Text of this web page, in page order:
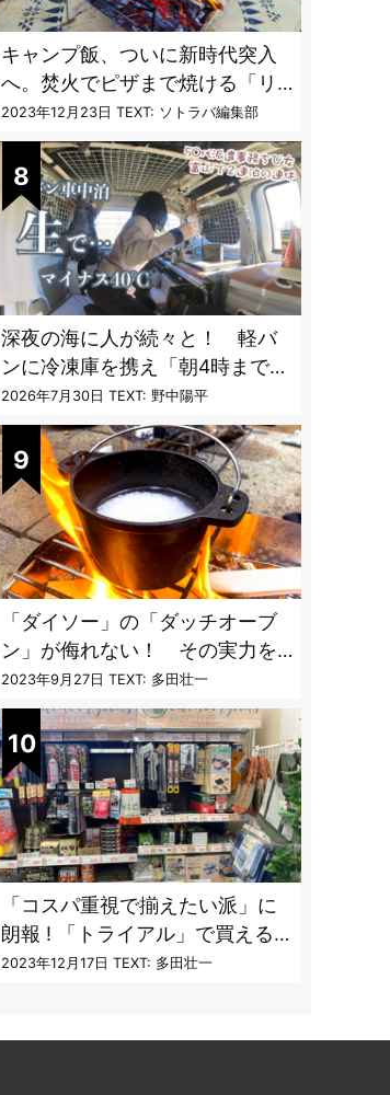
キャンプ飯、ついに新時代突入
へ。焚火でピザまで焼ける「リ
フレクターオーブン」がスゴす
ぎる
2023年12月23日 TEXT: ソトラバ編集部
深夜の海に人が続々と！ 軽バ
ンに冷凍庫を携え「朝4時までホ
タルイカ掬い」の奮闘記
2026年7月30日 TEXT: 野中陽平
「ダイソー」の「ダッチオーブ
ン」が侮れない！ その実力を
「炊飯」で検証してみた
2023年9月27日 TEXT: 多田壮一
「コスパ重視で揃えたい派」に
朗報 ! 「トライアル」で買える
キャンプ道具7品
2023年12月17日 TEXT: 多田壮一